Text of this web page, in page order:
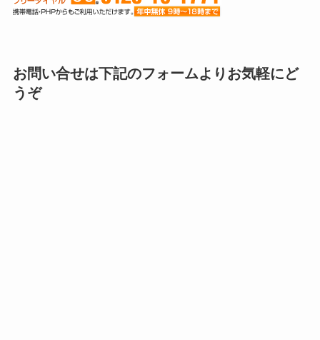
お問い合せは下記のフォームよりお気軽にど
うぞ